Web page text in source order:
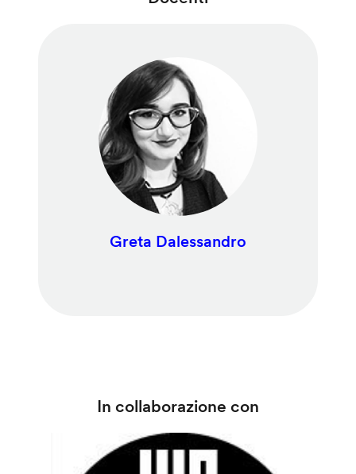
Greta Dalessandro
In collaborazione con